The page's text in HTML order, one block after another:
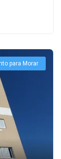
para Morar